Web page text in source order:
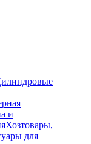
и
Хозтовары,
для